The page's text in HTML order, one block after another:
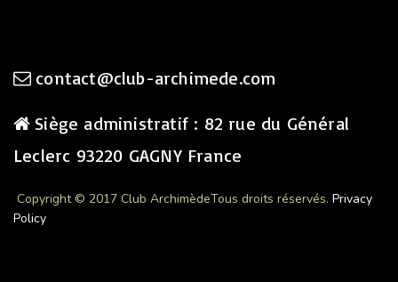
contact@club-archimede.com
Siège administratif : 82 rue du Général
Leclerc 93220 GAGNY France
Copyright © 2017 Club ArchimèdeTous droits réservés. Privacy
Policy